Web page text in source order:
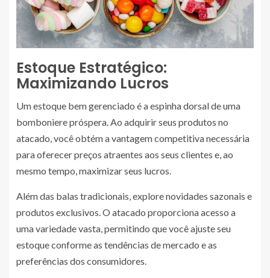
Estoque Estratégico:
Maximizando Lucros
Um estoque bem gerenciado é a espinha dorsal de uma
bomboniere próspera. Ao adquirir seus produtos no
atacado, você obtém a vantagem competitiva necessária
para oferecer preços atraentes aos seus clientes e, ao
mesmo tempo, maximizar seus lucros.
Além das balas tradicionais, explore novidades sazonais e
produtos exclusivos. O atacado proporciona acesso a
uma variedade vasta, permitindo que você ajuste seu
estoque conforme as tendências de mercado e as
preferências dos consumidores.